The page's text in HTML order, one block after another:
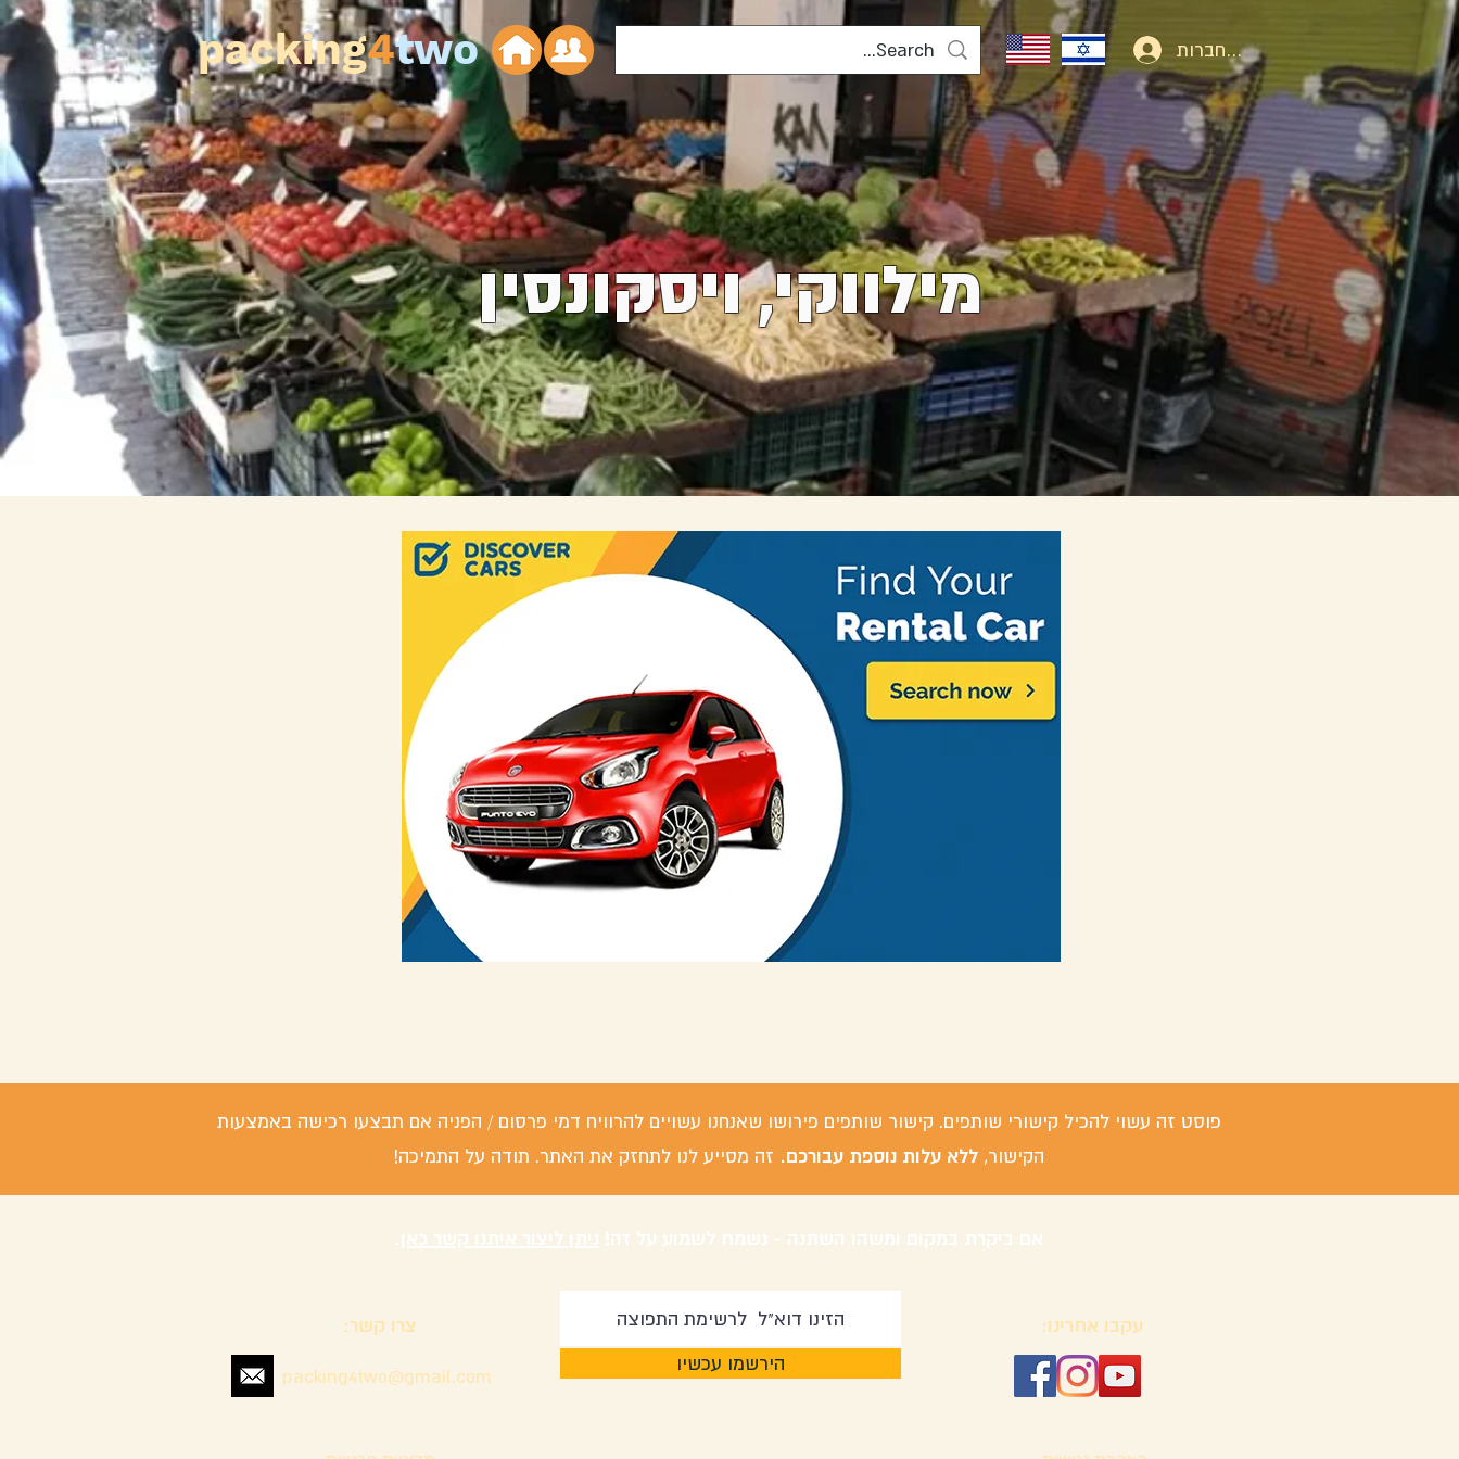
packing4two להתחברות
מילווקי, ויסקונסין
פוסט זה עשוי להכיל קישורי שותפים. קישור שותפים פירושו שאנחנו עשויים להרוויח דמי פרסום / הפניה אם תבצעו רכישה באמצעות
הקישור,ללא עלות נוספת עבורכם. זה מסייע לנו לתחזק את האתר. תודה על התמיכה!
אם ביקרת במקום ומשהו השתנה - נשמח לשמוע על זה! ניתן ליצור איתנו קשר כאן.
הירשמו עכשיו
packing4two@gmail.com
עקבו אחרינו: צרו קשר: